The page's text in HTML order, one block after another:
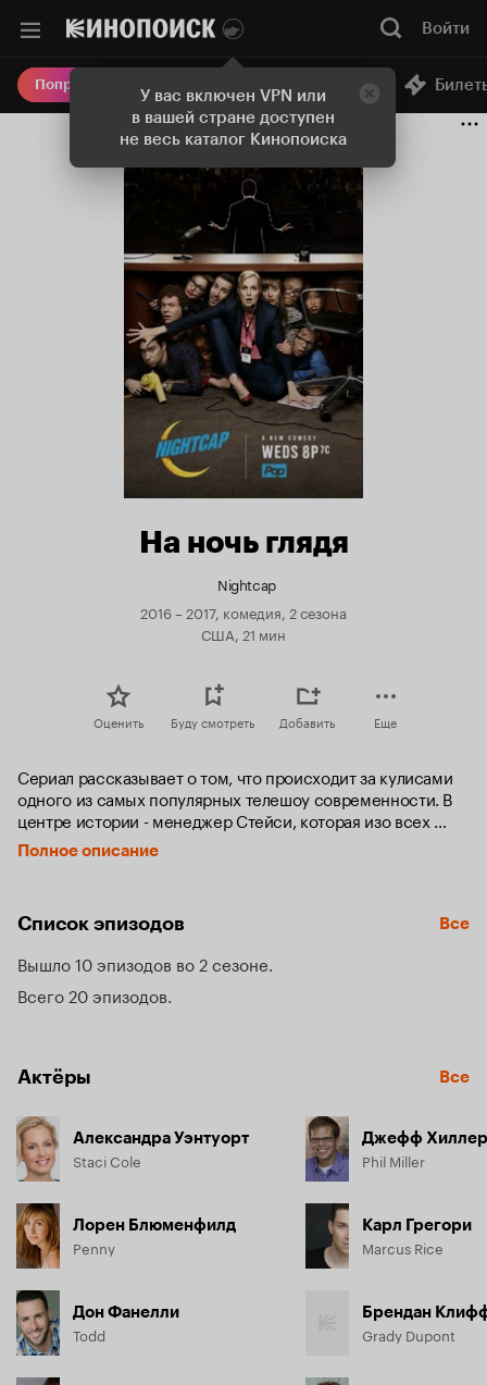
У вас включен VPN или
в вашей стране доступен
не весь каталог Кинопоиска
Войти
Попробовать Плюс Онлайн-кинотеатр
На ночь глядя
Nightcap
2016 – 2017, комедия, 2 сезона
США, 21 мин
Оценить Буду смотреть Добавить Еще
Сериал рассказывает о том, что происходит за кулисами
одного из самых популярных телешоу современности. В
центре истории - менеджер Стейси, которая изо всех
пытается сделать хоть что-то, чтобы на съёмочной
площадке воцарил порядок. Но кажется, местных
Полное описание
Список эпизодов Все
Вышло 10 эпизодов во 2 сезоне
Всего 20 эпизодов
Актёры Все
Александра Уэнтуорт
Staci Cole
Лорен Блюменфилд
Penny
Дон Фанелли
Todd
Джефф Хиллер
Phil Miller
Карл Грегори
Marcus Rice
Брендан
Grady Dupont